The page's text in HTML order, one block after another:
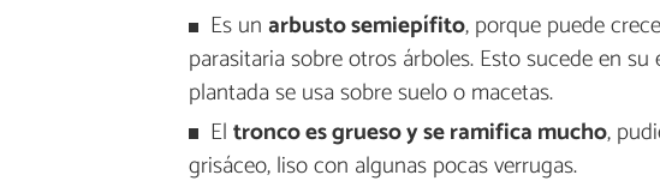
Es unarbusto semiepífito, porque puede
parasitaria sobre otros árboles. Esto sucede en
plantada se usa sobre suelo o macetas.
Eltronco es grueso y se ramifica mucho,
grisáceo, liso con algunas pocas verrugas.